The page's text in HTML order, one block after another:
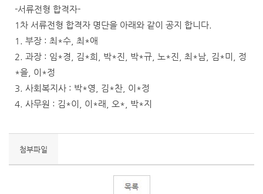
-서류전형 합격자-
1차 서류전형 합격자 명단을 아래와 같이 공지 합니다.
1. 부장 : 최*수, 최*애
2. 과장 : 임*경, 김*희, 박*진, 박*규, 노*진, 최*남, 김*미, 정
*을, 이*정
3. 사회복지사 : 박*영, 김*찬, 이*정
4. 사무원 : 김*이, 이*래, 오*, 박*지
첨부파일